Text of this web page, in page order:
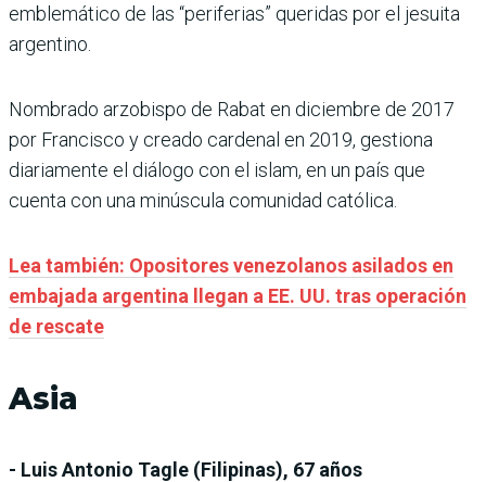
emblemático de las “periferias” queridas por el jesuita
argentino.
Nombrado arzobispo de Rabat en diciembre de 2017
por Francisco y creado cardenal en 2019, gestiona
diariamente el diálogo con el islam, en un país que
cuenta con una minúscula comunidad católica.
Lea también: Opositores venezolanos asilados en
embajada argentina llegan a EE. UU. tras operación
de rescate
Asia
- Luis Antonio Tagle (Filipinas), 67 años